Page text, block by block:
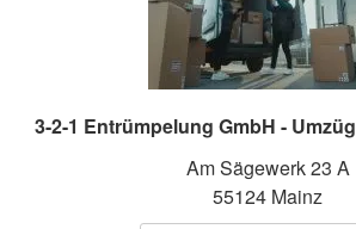
3-2-1 Entrümpelung GmbH -
Am Sägewerk 23 A
55124 Mainz